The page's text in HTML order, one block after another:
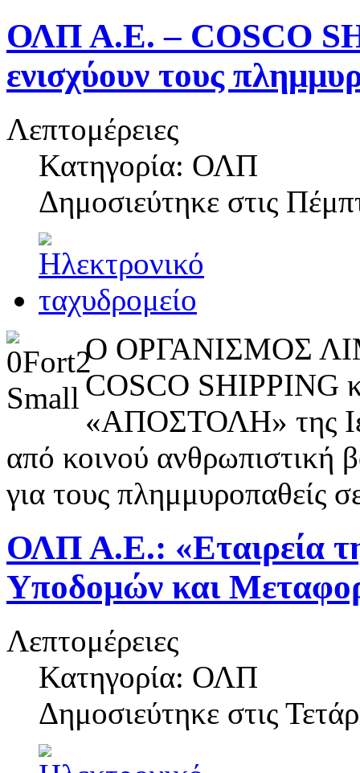
ΟΛΠ Α.Ε. – COSCO
ενισχύουν τους
Λεπτομέρειες
Κατηγορία: ΟΛΠ
Δημοσιεύτηκε στις
Ο ΟΡΓΑΝΙΣΜΟΣ
COSCO SHIPPING
«ΑΠΟΣΤΟΛΗ» της
από κοινού ανθρωπιστική
για τους πλημμυροπαθείς
ΟΛΠ Α.Ε.: «Εταιρεία
Υποδομών και
Λεπτομέρειες
Κατηγορία: ΟΛΠ
Δημοσιεύτηκε στις